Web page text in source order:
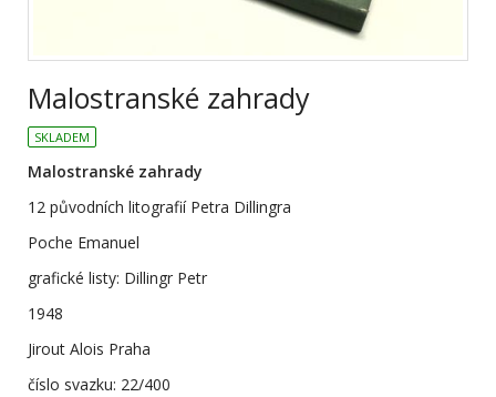
Malostranské zahrady
SKLADEM
Malostranské zahrady
12 původních litografií Petra Dillingra
Poche Emanuel
grafické listy: Dillingr Petr
1948
Jirout Alois Praha
číslo svazku: 22/400